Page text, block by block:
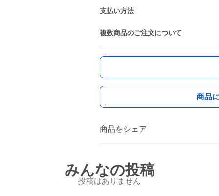
支払い方法
複数商品のご注文について
商品
商品をシェア
みんなの投稿
投稿はありません